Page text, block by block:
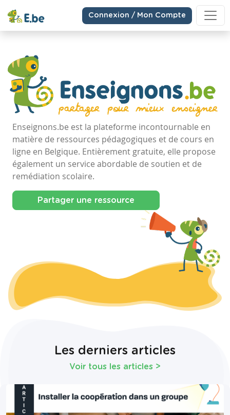
Connexion / Mon Compte
Enseignons.be est la plateforme incontournable en
matière de ressources pédagogiques et de cours en
ligne en Belgique. Entièrement gratuite, elle propose
également un service abordable de soutien et de
remédiation scolaire.
Partager une ressource
Les derniers articles
Voir tous les articles >